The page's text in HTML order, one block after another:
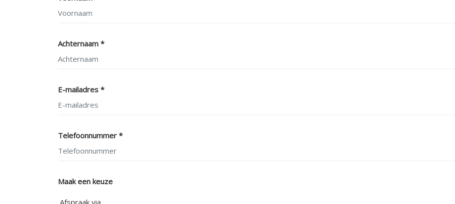
Achternaam *
E-mailadres *
Telefoonnummer *
Maak een keuze